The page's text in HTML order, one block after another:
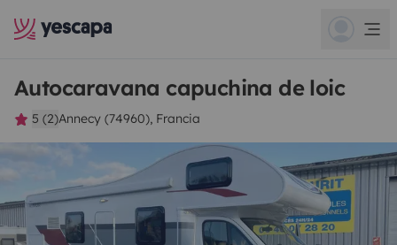
Autocaravana capuchina de loic
5 (2)Annecy (74960), Francia